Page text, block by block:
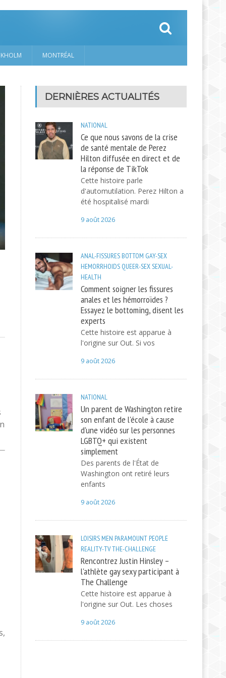
MONTRÉAL
DERNIÈRES ACTUALITÉS
NATIONAL
Ce que nous savons de la crise
de santé mentale de Perez
Hilton diffusée en direct et de
la réponse de TikTok
Cette histoire parle
d'automutilation. Perez Hilton a
été hospitalisé mardi
9 août 2026
ANAL-FISSURES BOTTOM GAY-SEX
HEMORRHOIDS QUEER-SEXSEXUAL-
HEALTH
Comment soigner les fissures
anales et les hémorroïdes ?
Essayez le bottoming, disent les
experts
Cette histoire est apparue à
l'origine sur Out. Si vos
9 août 2026
NATIONAL
Un parent de Washington retire
son enfant de l'école à cause
d'une vidéo sur les personnes
LGBTQ+ qui existent
simplement
Des parents de l'État de
Washington ont retiré leurs
enfants
9 août 2026
LOISIRS MEN PARAMOUNT PEOPLE
REALITY-TVTHE-CHALLENGE
Rencontrez Justin Hinsley –
l'athlète gay sexy participant à
The Challenge
Cette histoire est apparue à
l'origine sur Out. Les choses
9 août 2026